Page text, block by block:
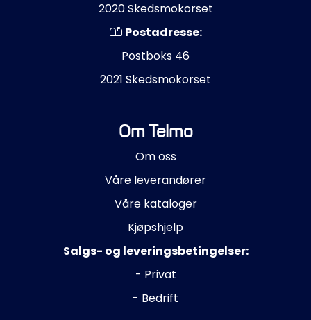
2020 Skedsmokorset
Postadresse:
Postboks 46
2021 Skedsmokorset
Om Telmo
Om oss
Våre leverandører
Våre kataloger
Kjøpshjelp
Salgs- og leveringsbetingelser:
- Privat
- Bedrift